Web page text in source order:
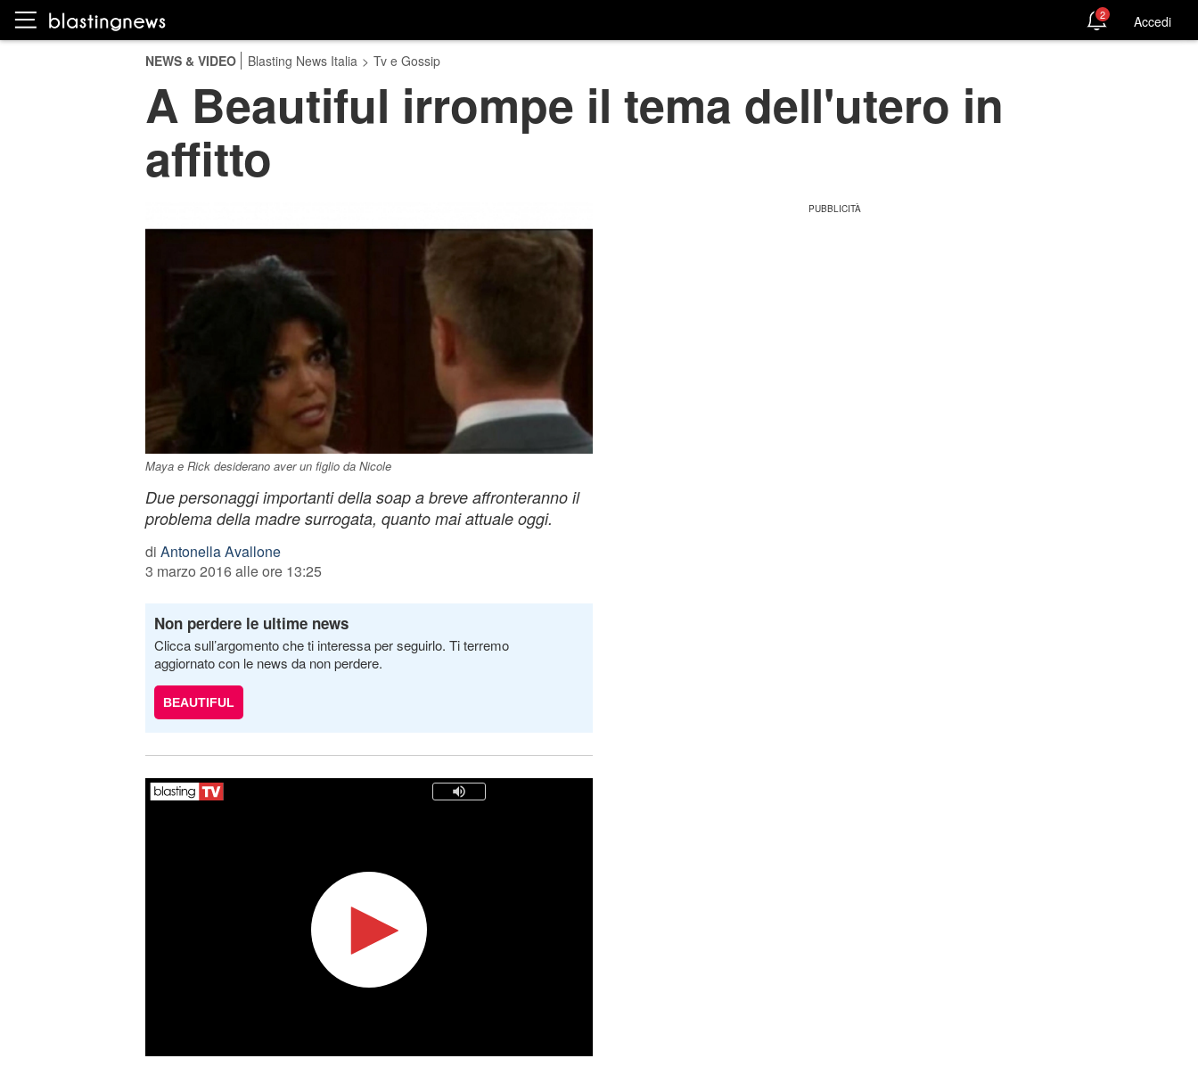
2 Accedi
NEWS & VIDEO Blasting News Italia > Tv e Gossip
A Beautiful irrompe il tema dell'utero in
affitto
Maya e Rick desiderano aver un figlio da Nicole
Due personaggi importanti della soap a breve affronteranno il
problema della madre surrogata, quanto mai attuale oggi.
di Antonella Avallone
3 marzo 2016 alle ore 13:25
Non perdere le ultime news
Clicca sull’argomento che ti interessa per seguirlo. Ti terremo
aggiornato con le news da non perdere.
BEAUTIFUL